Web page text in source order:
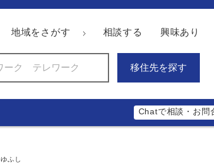
地域をさがす 相談する 興味あり
移住先を探す
Chatで相談・お問
ゆふし